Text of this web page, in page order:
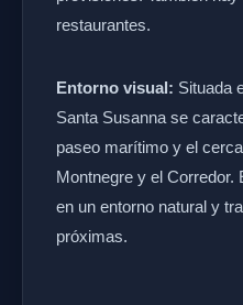
restaurantes.
Entorno visual: Situada
Santa Susanna se
paseo marítimo y el
Montnegre y el Corredor.
en un entorno natural y
próximas.